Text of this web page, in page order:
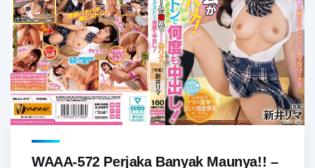
WAAA-572 Perjaka Banyak Maunya!! –